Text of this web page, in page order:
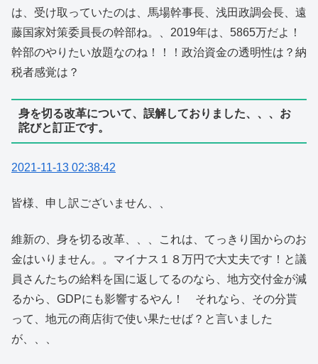
は、受け取っていたのは、馬場幹事長、浅田政調会長、遠
藤国家対策委員長の幹部ね。、2019年は、5865万だよ！
幹部のやりたい放題なのね！！！政治資金の透明性は？納
税者感覚は？
身を切る改革について、誤解しておりました、、、お
詫びと訂正です。
2021-11-13 02:38:42
皆様、申し訳ございません、、
維新の、身を切る改革、、、これは、てっきり国からのお
金はいりません。。マイナス１８万円で大丈夫です！と議
員さんたちの給料を国に返してるのなら、地方交付金が減
るから、GDPにも影響するやん！ それなら、その分貰
って、地元の商店街で使い果たせば？と言いました
が、、、